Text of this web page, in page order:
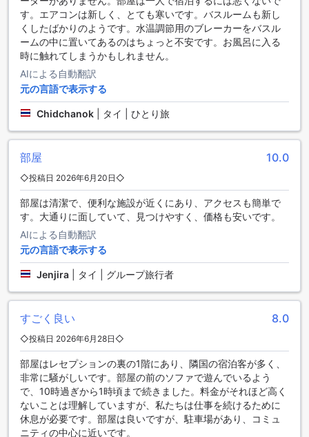
ートルの空間で、クイーンベッドが贅沢なひとときを提供し
ます。また、デラックスツインルームもプライベートバスル
ーム付きで、15平方メートルの快適なエリアに2つのシングル
ベッドを備えています。シングルルームは共有バスルームを
利用するタイプで、10平方メートルのシンプルでありながら
心地よい空間を提供しています。さらに、非喫煙の和室もご
用意しており、15平方メートルの静かな環境で日本の文化を
感じることができます。デラックスツインベッドルームは、
ています。
Agodaでこれらの客室を予約することで、最適な価格での宿
泊が可能となり、スムーズでストレスのない予約体験をお楽
しみいただけます。手軽にオンラインで予約でき、特別なオ
ファーや割引を利用することで、旅行をさらに充実させるこ
とができるでしょう。24 Poshtel Salayaの魅力的な客室で、
心温まる滞在をお楽しみください。
プッタモントン：ナコンパトムの魅力的なエリアでの滞在
プッタモントンは、タイのナコンパトムに位置する魅力的な
エリアです。このホテルの周辺には、豊かな自然と文化的な
魅力が広がっています。ホテルからわずか数分の距離にある
プッタモントン国立公園は、美しい景色とリラックスした雰
囲気で知られています。公園内には、広大な緑地、美しい
池、そして数多くの花や樹木があり、散策やピクニックに最
適な場所です。
また、プッタモントン周辺には、ナコンパトムの歴史的な名
所もたくさんあります。ワット・プッタモントンは、タイで
最も重要な仏教寺院の一つであり、美しい建築と壮大な仏像
で知られています。また、ナコンパトム市内には、伝統的な
市場やおしゃれなカフェ、レストランもあり、地元の文化や
す。エアコンは新しく、とても寒いです。バスルームも新し
くしたばかりのようです。水温調節用のブレーカーをバスル
ームの中に置いてあるのはちょっと不安です。お風呂に入る
時に触れてしまうかもしれません。
AIによる自動翻訳
元の言語で表示する
Chidchanok タイ | ひとり旅
部屋 10.0
◇投稿日 2026年6月20日◇
部屋は清潔で、便利な施設が近くにあり、アクセスも簡単で
す。大通りに面していて、見つけやすく、価格も安いです。
AIによる自動翻訳
元の言語で表示する
Jenjira タイ | グループ旅行者
すごく良い 8.0
◇投稿日 2026年6月28日◇
部屋はレセプションの裏の1階にあり、隣国の宿泊客が多く、
非常に騒がしいです。部屋の前のソファで遊んでいるよう
で、10時過ぎから1時頃まで続きました。料金がそれほど高く
ないことは理解していますが、私たちは仕事を続けるために
休息が必要です。部屋は良いですが、駐車場があり、コミュ
ニティの中心に近いです。